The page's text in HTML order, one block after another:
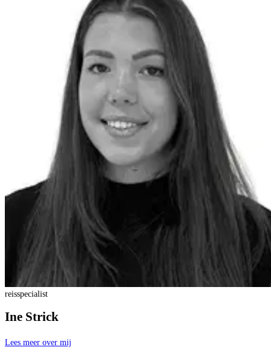
reisspecialist
Ine Strick
Lees meer over mij